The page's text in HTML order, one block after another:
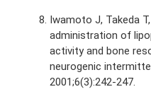
Iwamoto J, Takeda
administration of
activity and bone
neurogenic
2001;6(3):242-247.